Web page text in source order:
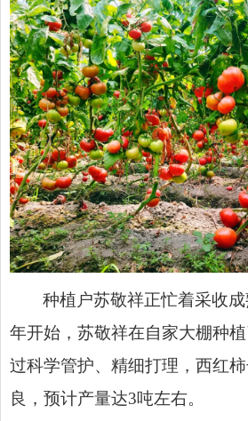
种植户苏敬祥正忙着采收
年开始，苏敬祥在自家大棚种
过科学管护、精细打理，西红
良，预计产量达3吨左右。